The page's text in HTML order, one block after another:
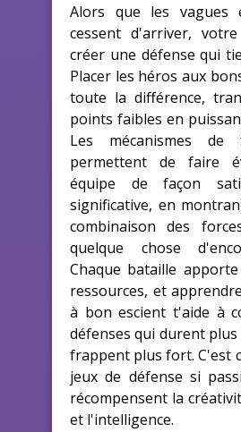
Alors que les vagues
cessent d'arriver,
créer une défense qui
Placer les héros aux
toute la différence,
points faibles en
Les mécanismes de
permettent de faire
équipe de façon
significative, en
combinaison des
quelque chose
Chaque bataille
ressources, et
à bon escient t'aide à
défenses qui durent
frappent plus fort. C'est
jeux de défense si
récompensent la
et l'intelligence.